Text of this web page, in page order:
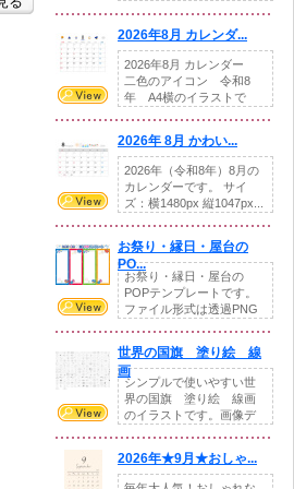
2026年8月 カレンダ...
2026年8月 カレンダー
二色のアイコン 令和8
年 A4横のイラストで
2026年 8月 かわい...
2026年（令和8年）8月の
カレンダーです。 サイ
ズ：横1480px 縦1047px...
お祭り・縁日・屋台の
PO...
お祭り・縁日・屋台の
POPテンプレートです。
ファイル形式は透過PNG
世界の国旗 塗り絵 線
画
シンプルで使いやすい世
界の国旗 塗り絵 線画
のイラストです。画像デ
2026年★9月★おしゃ...